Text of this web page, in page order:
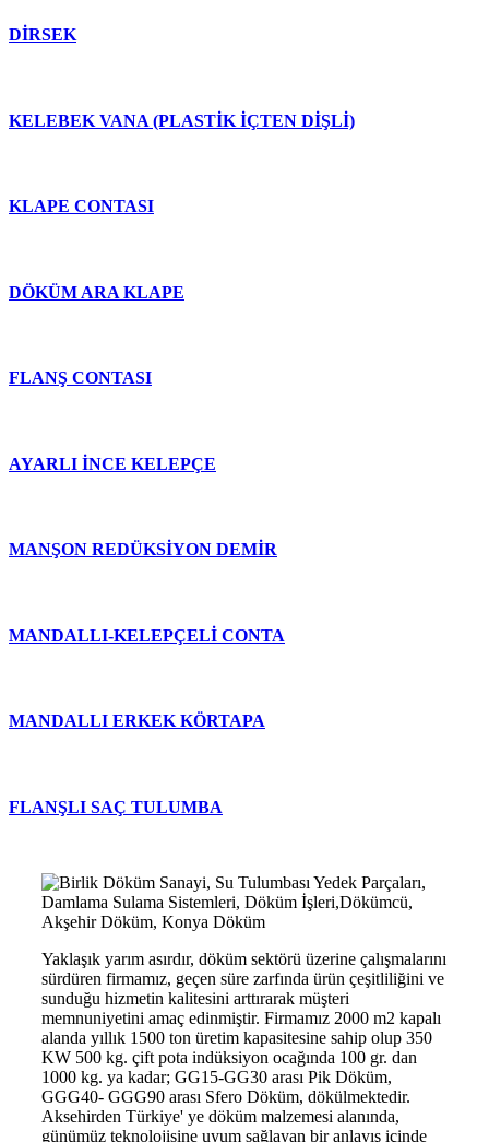
DİRSEK
KELEBEK VANA (PLASTİK İÇTEN DİŞLİ)
KLAPE CONTASI
DÖKÜM ARA KLAPE
FLANŞ CONTASI
AYARLI İNCE KELEPÇE
MANŞON REDÜKSİYON DEMİR
MANDALLI-KELEPÇELİ CONTA
MANDALLI ERKEK KÖRTAPA
FLANŞLI SAÇ TULUMBA
Yaklaşık yarım asırdır, döküm sektörü üzerine çalışmalarını
sürdüren firmamız, geçen süre zarfında ürün çeşitliliğini ve
sunduğu hizmetin kalitesini arttırarak müşteri
memnuniyetini amaç edinmiştir. Firmamız 2000 m2 kapalı
alanda yıllık 1500 ton üretim kapasitesine sahip olup 350
KW 500 kg. çift pota indüksiyon ocağında 100 gr. dan
1000 kg. ya kadar; GG15-GG30 arası Pik Döküm,
GGG40- GGG90 arası Sfero Döküm, dökülmektedir.
Aksehirden Türkiye' ye döküm malzemesi alanında,
günümüz teknolojisine uyum sağlayan bir anlayış içinde